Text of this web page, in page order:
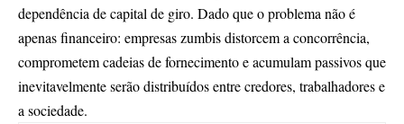
dependência de capital de giro. Dado que o problema não é
apenas financeiro: empresas zumbis distorcem a concorrência,
comprometem cadeias de fornecimento e acumulam passivos que
inevitavelmente serão distribuídos entre credores, trabalhadores e
a sociedade.